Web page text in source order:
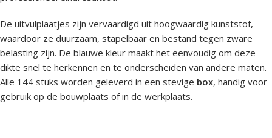
De uitvulplaatjes zijn vervaardigd uit hoogwaardig kunststof,
waardoor ze duurzaam, stapelbaar en bestand tegen zware
belasting zijn. De blauwe kleur maakt het eenvoudig om deze
dikte snel te herkennen en te onderscheiden van andere maten.
Alle 144 stuks worden geleverd in een stevige box, handig voor
gebruik op de bouwplaats of in de werkplaats.